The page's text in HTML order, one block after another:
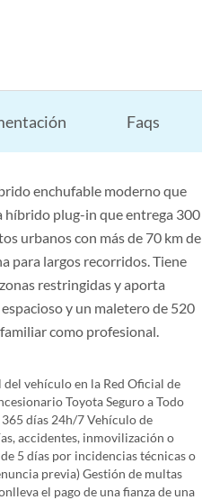
Faqs
enchufable moderno que
híbrido plug-in que entrega 300
urbanos con más de 70 km de
para largos recorridos. Tiene
restringidas y aporta
y un maletero de 520
como profesional.
vehículo en la Red Oficial de
Toyota Seguro a Todo
días 24h/7 Vehículo de
accidentes, inmovilización o
5 días por incidencias técnicas o
previa) Gestión de multas
el pago de una fianza de una